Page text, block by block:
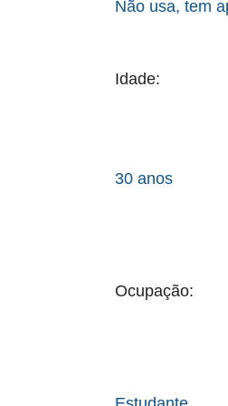
Não usa, tem
Idade:
30 anos
Ocupação: